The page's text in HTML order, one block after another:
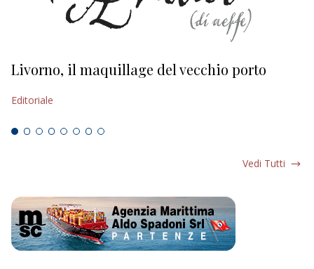
Livorno, il maquillage del vecchio porto
Editoriale
Vedi Tutti